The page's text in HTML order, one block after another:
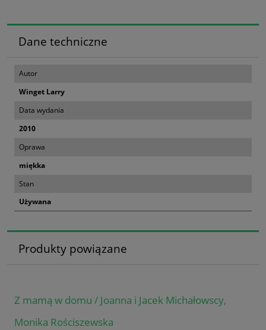
Dane techniczne
Autor
Winget Larry
Data wydania
2010
Oprawa
miękka
Stan
Używana
Produkty powiązane
Z mamą w domu / Joanna i Jacek Michałowscy,
Monika Rościszewska